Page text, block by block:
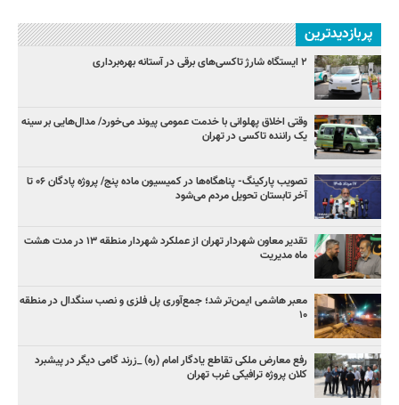
پربازدیدترین
۲ ایستگاه شارژ تاکسی‌های برقی در آستانه بهره‌برداری
وقتی اخلاق پهلوانی با خدمت عمومی پیوند می‌خورد/ مدال‌هایی بر سینه
یک راننده تاکسی در تهران
تصویب پارکینگ- پناهگاه‌ها در کمیسیون ماده پنج/ پروژه پادگان ۰۶ تا
آخر تابستان تحویل مردم می‌شود
تقدیر معاون شهردار تهران از عملکرد شهردار منطقه ۱۳ در مدت هشت
ماه مدیریت
معبر هاشمی ایمن‌تر شد؛ جمع‌آوری پل فلزی و نصب سنگدال در منطقه
۱۰
رفع معارض ملکی تقاطع یادگار امام (ره) _زرند گامی دیگر در پیشبرد
کلان پروژه‌ ترافیکی غرب تهران